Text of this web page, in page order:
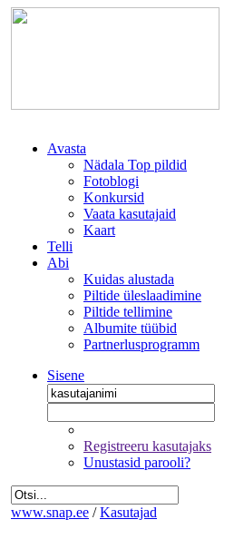
Avasta
Nädala Top pildid
Fotoblogi
Konkursid
Vaata kasutajaid
Kaart
Telli
Abi
Kuidas alustada
Piltide üleslaadimine
Piltide tellimine
Albumite tüübid
Partnerlusprogramm
Sisene
Registreeru kasutajaks
Unustasid parooli?
www.snap.ee / Kasutajad